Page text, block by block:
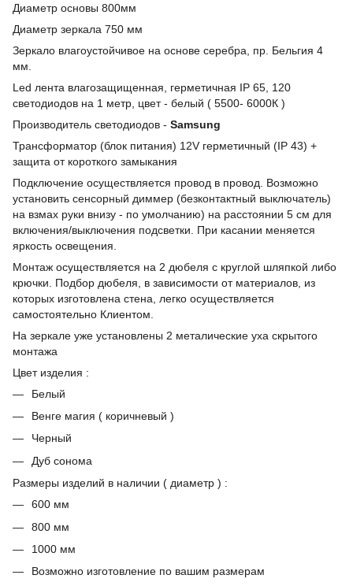
Диаметр основы 800мм
Диаметр зеркала 750 мм
Зеркало влагоустойчивое на основе серебра, пр. Бельгия 4
мм.
Led лента влагозащищенная, герметичная IP 65, 120
светодиодов на 1 метр, цвет - белый ( 5500- 6000К )
Производитель светодиодов - Samsung
Трансформатор (блок питания) 12V герметичный (IP 43) +
защита от короткого замыкания
Подключение осуществляется провод в провод. Возможно
установить сенсорный диммер (безконтактный выключатель)
на взмах руки внизу - по умолчанию) на расстоянии 5 см для
включения/выключения подсветки. При касании меняется
яркость освещения.
Монтаж осуществляется на 2 дюбеля с круглой шляпкой либо
крючки. Подбор дюбеля, в зависимости от материалов, из
которых изготовлена стена, легко осуществляется
самостоятельно Клиентом.
На зеркале уже установлены 2 металические уха скрытого
монтажа
Цвет изделия :
Белый
Венге магия ( коричневый )
Черный
Дуб сонома
Размеры изделий в наличии ( диаметр ) :
600 мм
800 мм
1000 мм
Возможно изготовление по вашим размерам